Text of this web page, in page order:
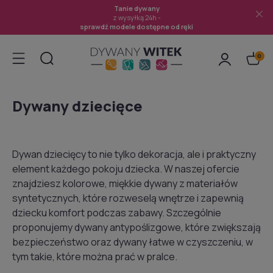
Tanie dywany
z wysyłką 24h -
sprawdź modele dostępne od ręki
Dywany dziecięce
Dywan dziecięcy to nie tylko dekoracja, ale i praktyczny
element każdego pokoju dziecka. W naszej ofercie
znajdziesz kolorowe, miękkie dywany z materiałów
syntetycznych, które rozweselą wnętrze i zapewnią
dziecku komfort podczas zabawy. Szczególnie
proponujemy dywany antypoślizgowe, które zwiększają
bezpieczeństwo oraz dywany łatwe w czyszczeniu, w
tym takie, które można prać w pralce.